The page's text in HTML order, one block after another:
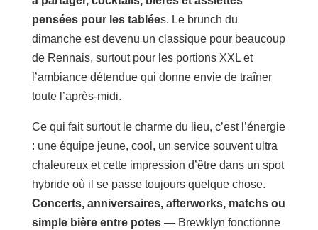
pensées pour les tablées. Le brunch du
dimanche est devenu un classique pour beaucoup
de Rennais, surtout pour les portions XXL et
l’ambiance détendue qui donne envie de traîner
toute l’après-midi.
Ce qui fait surtout le charme du lieu, c’est l’énergie
: une équipe jeune, cool, un service souvent ultra
chaleureux et cette impression d’être dans un spot
hybride où il se passe toujours quelque chose.
Concerts, anniversaires, afterworks, matchs ou
simple bière entre potes— Brewklyn fonctionne